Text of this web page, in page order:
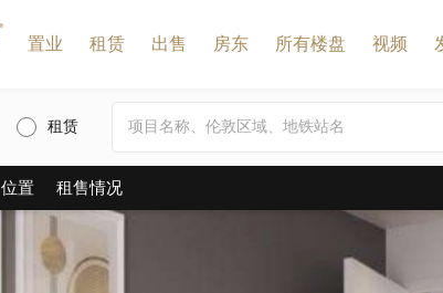
置业 租赁 出售 房东 所有楼盘 视频
租赁
位置 租售情况